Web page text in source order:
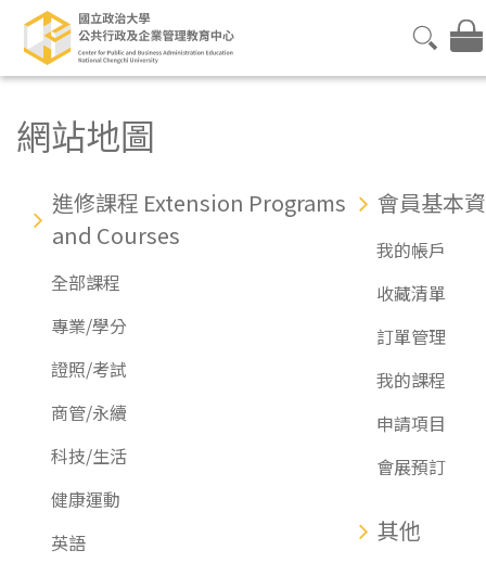
網站地圖
進修課程 Extension Programs
and Courses
全部課程
專業/學分
證照/考試
商管/永續
科技/生活
健康運動
英語
會員基本
我的帳戶
收藏清單
訂單管理
我的課程
申請項目
會展預訂
其他